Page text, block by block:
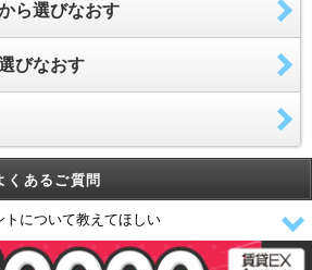
ら選びなおす
びなおす
くあるご質問
について教えてほしい